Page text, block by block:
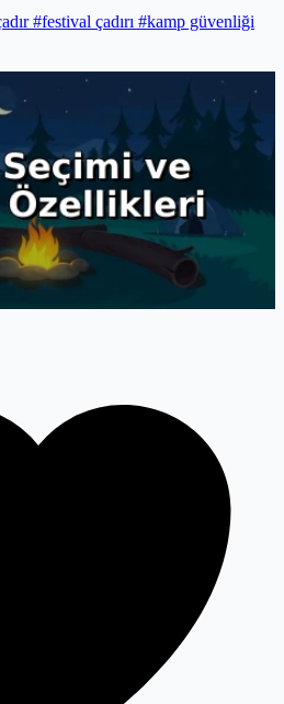
#festival çadırı #kamp güvenliği